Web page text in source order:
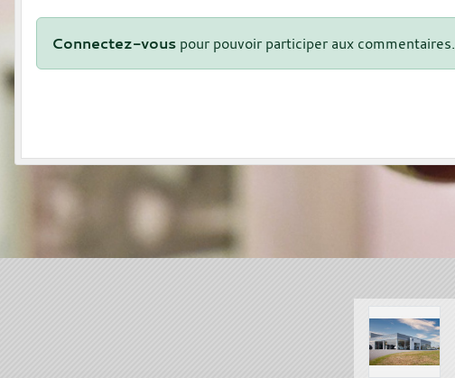
Connectez-vous pour pouvoir participer aux commentaires.